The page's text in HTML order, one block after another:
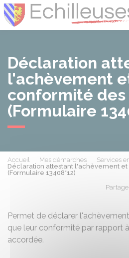
Déclaration
l'achèvement
conformité
(Formulaire
Accueil Mes démarches
Services
Déclaration attestant l'achèvement
(Formulaire 13408*12)
Permet de déclarer
que leur conformité par rapport
accordée.